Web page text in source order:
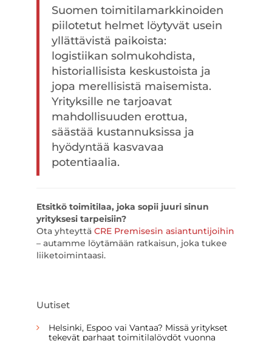
Suomen toimitilamarkkinoiden
piilotetut helmet löytyvät usein
yllättävistä paikoista:
logistiikan solmukohdista,
historiallisista keskustoista ja
jopa merellisistä maisemista.
Yrityksille ne tarjoavat
mahdollisuuden erottua,
säästää kustannuksissa ja
hyödyntää kasvavaa
potentiaalia.
Etsitkö toimitilaa, joka sopii juuri sinun
yrityksesi tarpeisiin?
Ota yhteyttä CRE Premisesin asiantuntijoihin
– autamme löytämään ratkaisun, joka tukee
liiketoimintaasi.
Uutiset
Helsinki, Espoo vai Vantaa? Missä yritykset
tekevät parhaat toimitilalöydöt vuonna